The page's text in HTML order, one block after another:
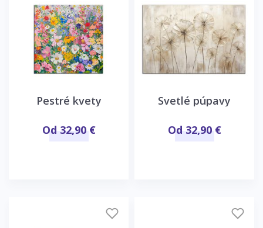
Pestré kvety
Od 32,90 €
Svetlé púpavy
Od 32,90 €